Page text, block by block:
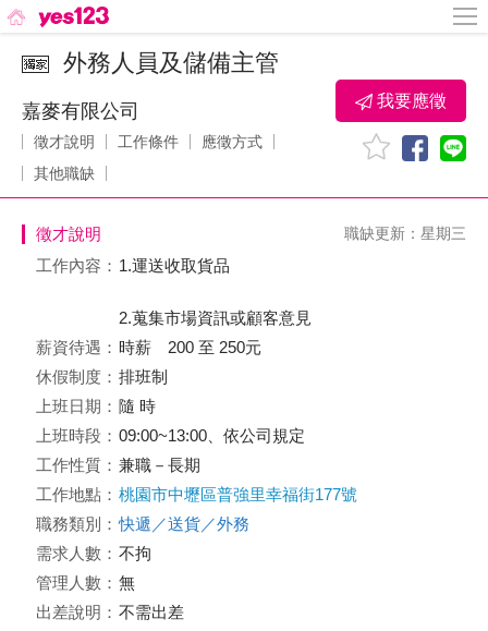
外務人員及儲備主管
嘉麥有限公司
徵才說明 工作條件
應徵方式
其他職缺
我要應徵
徵才說明 職缺更新：星期三
工作內容： 1.運送收取貨品
2.蒐集市場資訊或顧客意見
薪資待遇： 時薪 200 至 250元
休假制度： 排班制
上班日期： 隨 時
上班時段： 09:00~13:00、依公司規定
工作性質： 兼職－長期
工作地點： 桃園市中壢區普強里幸福街177號
職務類別： 快遞／送貨／外務
需求人數： 不拘
管理人數： 無
出差說明： 不需出差